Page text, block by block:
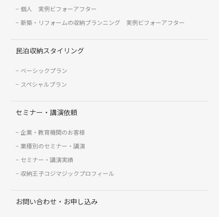
個人 実例ビフォーアフター
新築・リフォームの収納プランニング 実例ビフォーアフター
民泊収納スタイリング
ベーシックプラン
スペシャルプラン
セミナー・講演依頼
企業・教育機関のお客様
業種別のセミナー・講演
セミナー・講演実績
収納王子コジマジックプロフィール
お問い合わせ・お申し込み